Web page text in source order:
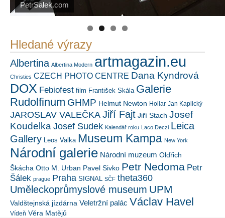
Náš mediální partner
PetrSalek.com
https://kuula.co/profile/PetrSalek/collections
Hledané výrazy
Albertina Albertina Modern artmagazin.eu
Christies CZECH PHOTO CENTRE Dana Kyndrová
DOX Febiofest film František Skála Galerie
Rudolfinum GHMP Helmut Newton Hollar Jan Kaplický
JAROSLAV VALEČKA Jiří Fajt Jiří Stach Josef
Koudelka Josef Sudek Kalendář roku Laco Deczi Leica
Gallery Leos Valka Museum Kampa New York
Národní galerie Národní muzeum Oldřich
Škácha Otto M. Urban Pavel Sivko Petr Nedoma Petr
Šálek prague Praha SIGNAL SČF theta360
Uměleckoprůmyslové museum UPM
Valdštejnská jízdárna Veletržní palác Václav Havel
Vídeň Věra Matějů